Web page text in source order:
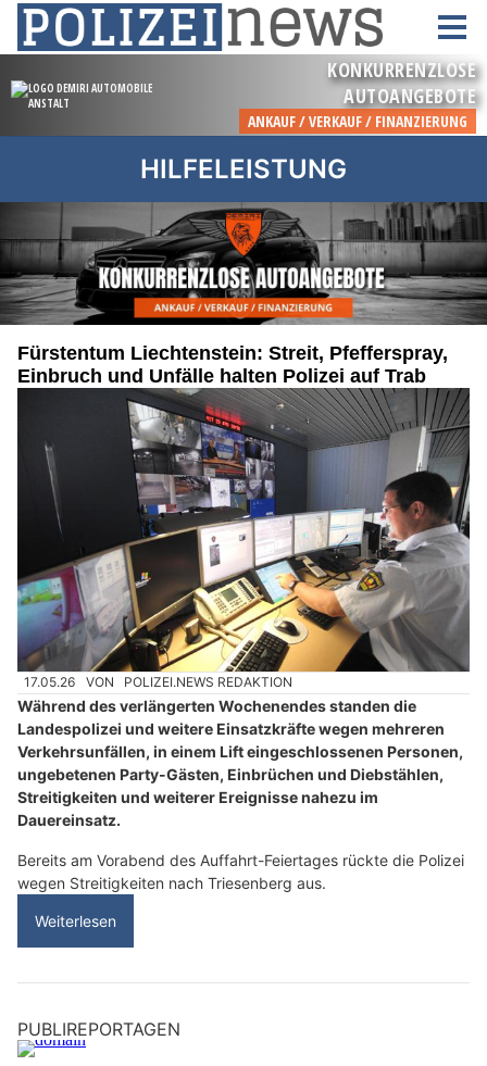
HILFELEISTUNG
Fürstentum Liechtenstein: Streit, Pfefferspray,
Einbruch und Unfälle halten Polizei auf Trab
17.05.26 VON POLIZEI.NEWS REDAKTION
Während des verlängerten Wochenendes standen die
Landespolizei und weitere Einsatzkräfte wegen mehreren
Verkehrsunfällen, in einem Lift eingeschlossenen Personen,
ungebetenen Party-Gästen, Einbrüchen und Diebstählen,
Streitigkeiten und weiterer Ereignisse nahezu im
Dauereinsatz.
Bereits am Vorabend des Auffahrt-Feiertages rückte die Polizei
wegen Streitigkeiten nach Triesenberg aus.
Weiterlesen
PUBLIREPORTAGEN